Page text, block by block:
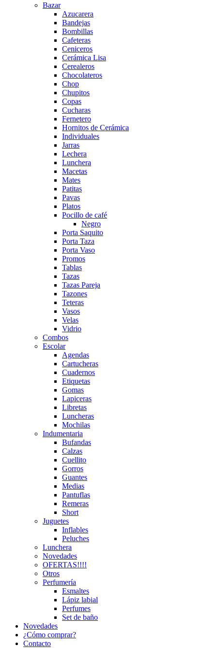
Bazar
Azucarera
Bandejas
Bombillas
Cafeteras
Ceniceros
Cerámica Lisa
Cerealeros
Chocolateros
Chop
Chupitos
Copas
Cucharas
Fernetero
Hornitos de Cerámica
Individuales
Jarras
Lechera
Lunchera
Macetas
Mates
Patitas
Pavas
Platos
Pocillo de café
Negro
Porta Saquito
Porta Taza
Porta Vaso
Promos
Tablas
Tazas
Tazas Pareja
Tazones
Teteras
Vasos
Velas
Vidrio
Combos
Escolar
Agendas
Cartucheras
Cuadernos
Etiquetas
Gomas
Lapiceras
Libretas
Luncheras
Mochilas
Indumentaria
Bufandas
Calzas
Cuellito
Gorros
Guantes
Medias
Pantuflas
Remeras
Short
Juguetes
Inflables
Peluches
Lunchera
Novedades
OFERTAS!!!!
Otros
Perfumería
Esmaltes
Lápiz labial
Perfumes
Set de baño
Novedades
¿Cómo comprar?
Contacto